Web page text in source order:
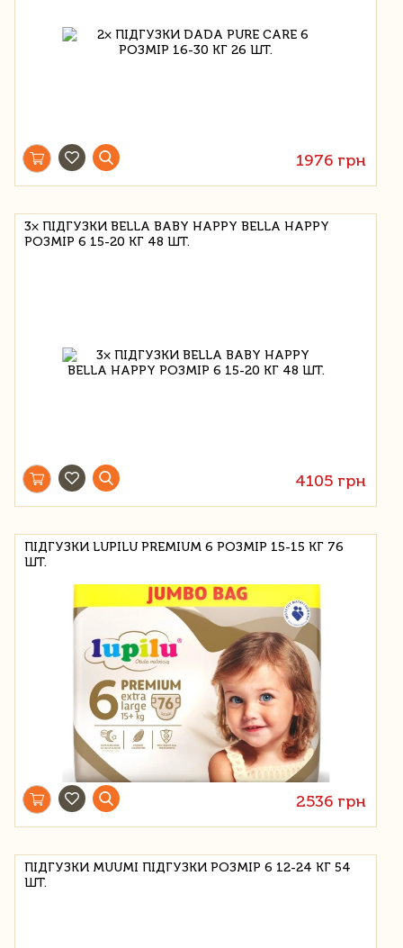
1976 грн
3× ПІДГУЗКИ BELLA BABY HAPPY BELLA HAPPY
РОЗМІР 6 15-20 КГ 48 ШТ.
4105 грн
ПІДГУЗКИ LUPILU PREMIUM 6 РОЗМІР 15-15 КГ 76
ШТ.
2536 грн
ПІДГУЗКИ MUUMI ПІДГУЗКИ РОЗМІР 6 12-24 КГ 54
ШТ.